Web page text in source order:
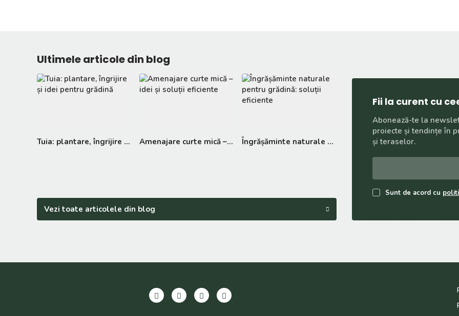
Fii la curent cu
Abonează-te la
proiecte și tendințe în
și teraselor.
Sunt de acord cu
Ultimele articole din blog
Tuia: plantare, îngrijire și idei pentru grădină Amenajare curte mică – idei și soluții eficiente Îngrășăminte naturale pentru grădină: soluții eficiente
Vezi toate articolele din blog